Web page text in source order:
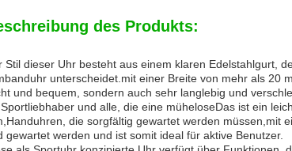
des Produkts:
Stil dieser Uhr besteht aus einem klaren Edelstahlgurt,
unterscheidet.mit einer Breite von mehr als 20
und bequem, sondern auch sehr langlebig und
und alle, die eine müheloseDas ist ein
Handuhren, die sorgfältig gewartet werden müssen,mit
gewartet werden und ist somit ideal für aktive Benutzer.